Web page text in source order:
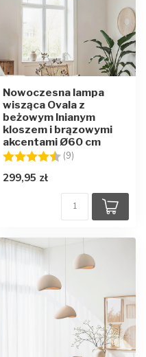
Nowoczesna lampa
wisząca Ovala z
beżowym lnianym
kloszem i brązowymi
akcentami Ø60 cm
Ocena:
(9)
299,95 zł